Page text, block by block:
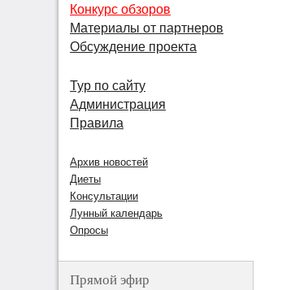
Конкурс обзоров
Материалы от партнеров
Обсуждение проекта
Тур по сайту
Администрация
Правила
Архив новостей
Диеты
Консультации
Лунный календарь
Опросы
Прямой эфир